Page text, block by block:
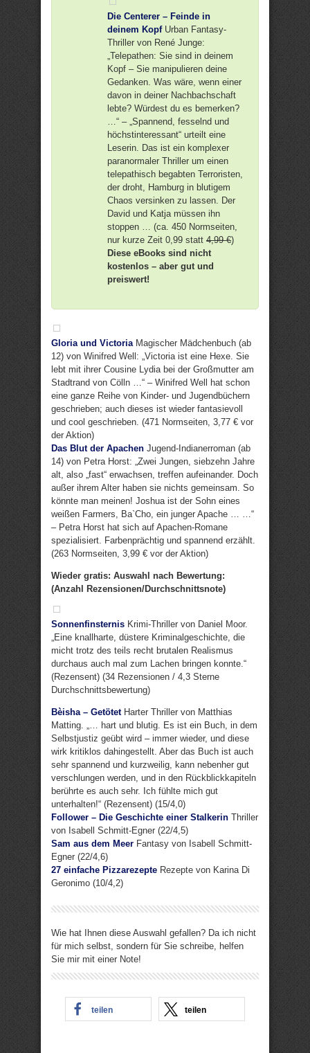
Die Centerer – Feinde in
deinem KopfUrban Fantasy-
Thriller von René Junge:
„Telepathen: Sie sind in deinem
Kopf – Sie manipulieren deine
Gedanken. Was wäre, wenn einer
davon in deiner Nachbachschaft
lebte? Würdest du es bemerken?
…“ – „Spannend, fesselnd und
höchstinteressant“ urteilt eine
Leserin. Das ist ein komplexer
paranormaler Thriller um einen
telepathisch begabten Terroristen,
der droht, Hamburg in blutigem
Chaos versinken zu lassen. Der
David und Katja müssen ihn
stoppen … (ca. 450 Normseiten,
nur kurze Zeit 0,99 statt 4,99 €)
Diese eBooks sind nicht
kostenlos – aber gut und
preiswert!
Gloria und VictoriaMagischer Mädchenbuch (ab
12) von Winifred Well: „Victoria ist eine Hexe. Sie
lebt mit ihrer Cousine Lydia bei der Großmutter am
Stadtrand von Cölln …“ – Winifred Well hat schon
eine ganze Reihe von Kinder- und Jugendbüchern
geschrieben; auch dieses ist wieder fantasievoll
und cool geschrieben. (471 Normseiten, 3,77 € vor
der Aktion)
Das Blut der Apachen Jugend-Indianerroman (ab
14) von Petra Horst: „Zwei Jungen, siebzehn Jahre
alt, also „fast“ erwachsen, treffen aufeinander. Doch
außer ihrem Alter haben sie nichts gemeinsam. So
könnte man meinen! Joshua ist der Sohn eines
weißen Farmers, Ba`Cho, ein junger Apache … …“
– Petra Horst hat sich auf Apachen-Romane
spezialisiert. Farbenprächtig und spannend erzählt.
(263 Normseiten, 3,99 € vor der Aktion)
Wieder gratis: Auswahl nach Bewertung:
(Anzahl Rezensionen/Durchschnittsnote)
Sonnenfinsternis Krimi-Thriller von Daniel Moor.
„Eine knallharte, düstere Kriminalgeschichte, die
micht trotz des teils recht brutalen Realismus
durchaus auch mal zum Lachen bringen konnte.“
(Rezensent) (34 Rezensionen / 4,3 Sterne
Durchschnittsbewertung)
Bèisha – GetötetHarter Thriller von Matthias
Matting. „… hart und blutig. Es ist ein Buch, in dem
Selbstjustiz geübt wird – immer wieder, und diese
wirk kritiklos dahingestellt. Aber das Buch ist auch
sehr spannend und kurzweilig, kann nebenher gut
verschlungen werden, und in den Rückblickkapiteln
berührte es auch sehr. Ich fühlte mich gut
unterhalten!“ (Rezensent) (15/4,0)
Follower – Die Geschichte einer Stalkerin Thriller
von Isabell Schmitt-Egner (22/4,5)
Sam aus dem Meer Fantasy von Isabell Schmitt-
Egner (22/4,6)
27 einfache Pizzarezepte Rezepte von Karina Di
Geronimo (10/4,2)
Wie hat Ihnen diese Auswahl gefallen? Da ich nicht
für mich selbst, sondern für Sie schreibe, helfen
Sie mir mit einer Note!
teilen teilen